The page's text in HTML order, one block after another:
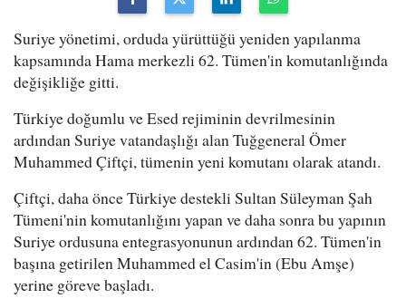
Suriye yönetimi, orduda yürüttüğü yeniden yapılanma
kapsamında Hama merkezli 62. Tümen'in komutanlığında
değişikliğe gitti.
Türkiye doğumlu ve Esed rejiminin devrilmesinin
ardından Suriye vatandaşlığı alan Tuğgeneral Ömer
Muhammed Çiftçi, tümenin yeni komutanı olarak atandı.
Çiftçi, daha önce Türkiye destekli Sultan Süleyman Şah
Tümeni'nin komutanlığını yapan ve daha sonra bu yapının
Suriye ordusuna entegrasyonunun ardından 62. Tümen'in
başına getirilen Muhammed el Casim'in (Ebu Amşe)
yerine göreve başladı.